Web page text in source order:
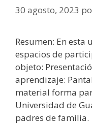
30 agosto, 2023
Resumen: En esta
espacios de
objeto:
aprendizaje:
material forma
Universidad de
padres de familia.